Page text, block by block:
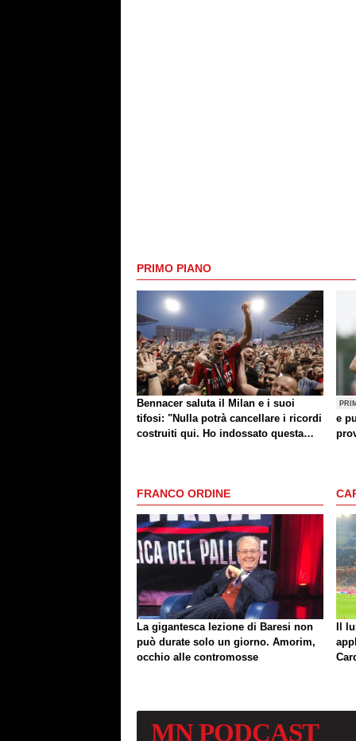
PRIMO PIANO
Bennacer saluta il Milan e i suoi
tifosi: "Nulla potrà cancellare i ricordi
costruiti qui. Ho indossato questa
e
FRANCO ORDINE
La gigantesca lezione di Baresi non
può durate solo un giorno. Amorim,
occhio alle contromosse
Il
MNPODCAST